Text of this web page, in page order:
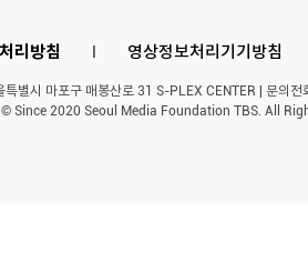
리방침 영상정보처리기기방침
별시 마포구 매봉산로 31 S-PLEX CENTER | 문의
Since 2020 Seoul Media Foundation TBS. All